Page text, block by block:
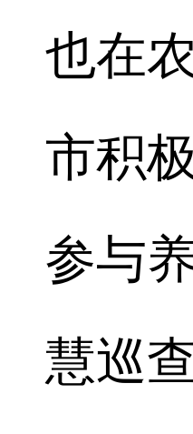
也在
市积
参与
慧巡